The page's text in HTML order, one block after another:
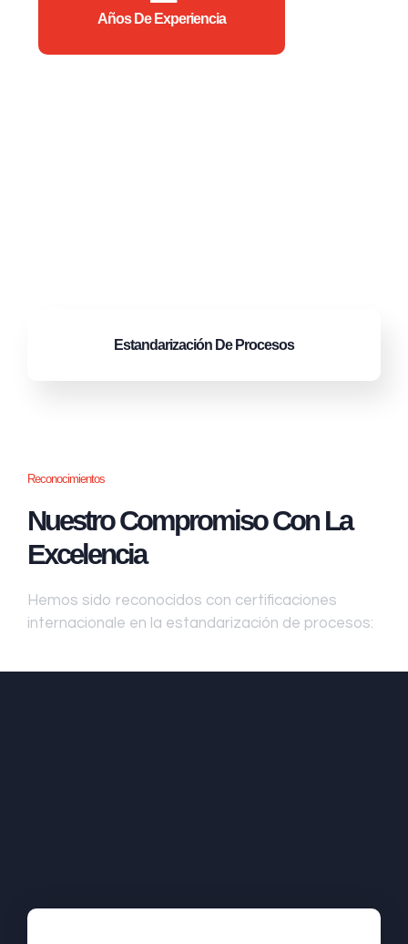
Años De Experiencia
Estandarización De Procesos
Reconocimientos
Nuestro Compromiso Con La
Excelencia
Hemos sido reconocidos con certificaciones
internacionale en la estandarización de procesos: